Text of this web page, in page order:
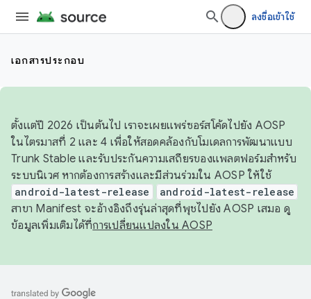
ลงชื่อเข้าใช้
เอกสารประกอบ
ตั้งแต่ปี 2026 เป็นต้นไป เราจะเผยแพร่ซอร์สโค้ดไปยัง AOSP
ในไตรมาสที่ 2 และ 4 เพื่อให้สอดคล้องกับโมเดลการพัฒนาแบบ
Trunk Stable และรับประกันความเสถียรของแพลตฟอร์มสำหรับ
ระบบนิเวศ หากต้องการสร้างและมีส่วนร่วมใน AOSP ให้ใช้
android-latest-release android-latest-release
สาขา Manifest จะอ้างอิงถึงรุ่นล่าสุดที่พุชไปยัง AOSP เสมอ ดู
ข้อมูลเพิ่มเติมได้ที่การเปลี่ยนแปลงใน AOSP